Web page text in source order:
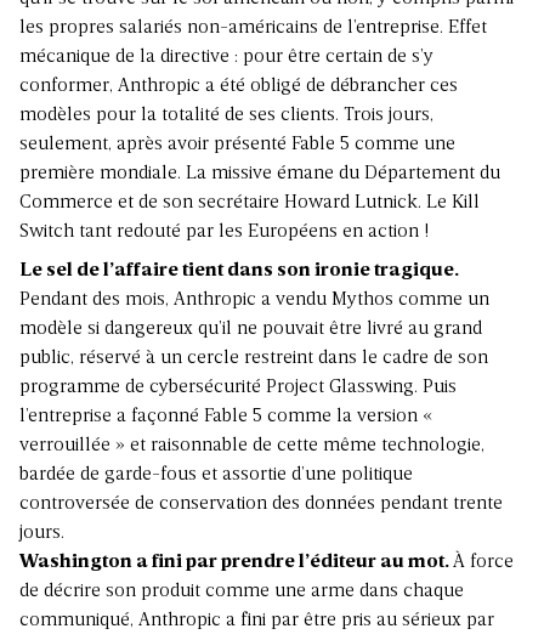
les propres salariés non-américains de l’entreprise. Effet
mécanique de la directive : pour être certain de s’y
conformer, Anthropic a été obligé de débrancher ces
modèles pour la totalité de ses clients. Trois jours,
seulement, après avoir présenté Fable 5 comme une
première mondiale. La missive émane du Département du
Commerce et de son secrétaire Howard Lutnick. Le Kill
Switch tant redouté par les Européens en action !
Le sel de l’affaire tient dans son ironie tragique.
Pendant des mois, Anthropic a vendu Mythos comme un
modèle si dangereux qu’il ne pouvait être livré au grand
public, réservé à un cercle restreint dans le cadre de son
programme de cybersécurité Project Glasswing. Puis
l’entreprise a façonné Fable 5 comme la version «
verrouillée » et raisonnable de cette même technologie,
bardée de garde-fous et assortie d’une politique
controversée de conservation des données pendant trente
jours.
Washington a fini par prendre l’éditeur au mot.À force
de décrire son produit comme une arme dans chaque
communiqué, Anthropic a fini par être pris au sérieux par